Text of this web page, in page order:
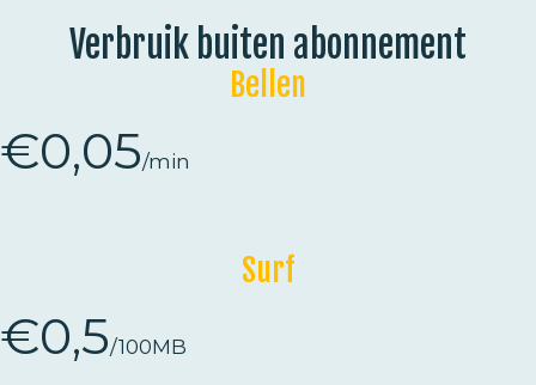
Verbruik buiten abonnement
Bellen
€0,05/min
Surf
€0,5/100MB